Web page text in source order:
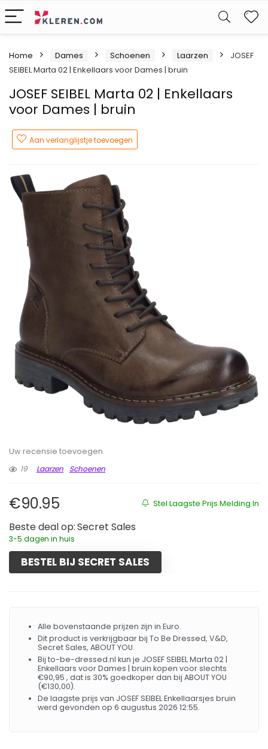
Home Dames Schoenen Laarzen
JOSEF
SEIBEL Marta 02 | Enkellaars voor Dames | bruin
JOSEF SEIBEL Marta 02 | Enkellaars
voor Dames | bruin
Aan verlanglijstje toevoegen
Uw recensie toevoegen
19
Laarzen Schoenen
Stel Laagste Prijs Melding In
€90.95
Beste deal op: Secret Sales
3-5 dagen in huis
BESTEL BIJ SECRET SALES
Alle bovenstaande prijzen zijn in Euro.
Dit product is verkrijgbaar bij To Be Dressed, V&D,
Secret Sales, ABOUT YOU.
Bij to-be-dressed.nl kun je JOSEF SEIBEL Marta 02 |
Enkellaars voor Dames | bruin kopen voor slechts
€90,95 , dat is 30% goedkoper dan bij ABOUT YOU
(€130,00).
De laagste prijs van JOSEF SEIBEL Enkellaarsjes bruin
werd gevonden op 6 augustus 2026 12:55.